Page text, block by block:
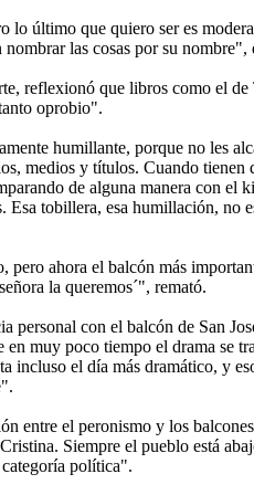
lo último que quiero ser es
las cosas por su nombre",
reflexionó que libros como el
oprobio".
humillante, porque no les
medios y títulos. Cuando tienen
de alguna manera con el
Esa tobillera, esa humillación, no
ahora el balcón más
la queremos´", remató.
personal con el balcón de San
en muy poco tiempo el drama se
incluso el día más dramático, y
entre el peronismo y los
Siempre el pueblo está
política".